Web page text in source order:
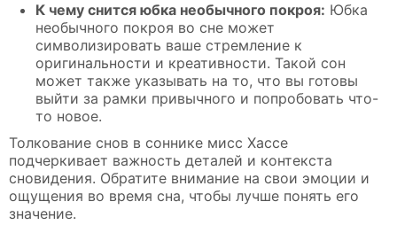
К чему снится юбка необычного покроя: Юбка
необычного покроя во сне может
символизировать ваше стремление к
оригинальности и креативности. Такой сон
может также указывать на то, что вы готовы
выйти за рамки привычного и попробовать что-
то новое.
Толкование снов в соннике мисс Хассе
подчеркивает важность деталей и контекста
сновидения. Обратите внимание на свои эмоции и
ощущения во время сна, чтобы лучше понять его
значение.